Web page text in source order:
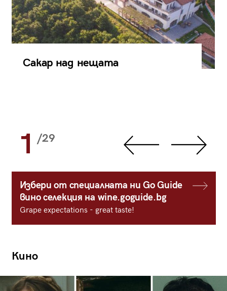
Сакар над нещата
1 /29
Избери от специалната ни Go Guide
вино селекция на wine.goguide.bg
Grape expectations - great taste!
Кино